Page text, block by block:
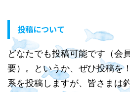
投稿について
どなたでも投稿可能です（会
要）。というか、ぜひ投稿を
系を投稿しますが、皆さまは